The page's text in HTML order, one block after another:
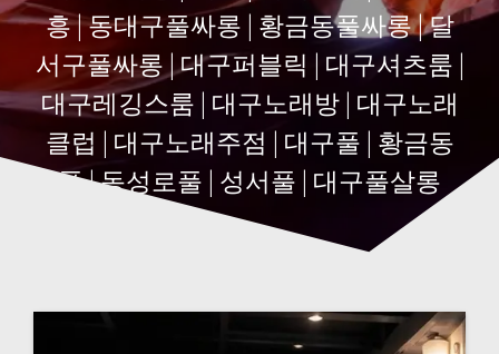
흥 | 동대구풀싸롱 | 황금동풀싸롱 | 달
서구풀싸롱 | 대구퍼블릭 | 대구셔츠룸 |
대구레깅스룸 | 대구노래방 | 대구노래
클럽 | 대구노래주점 | 대구풀 | 황금동
풀 | 동성로풀 | 성서풀 | 대구풀살롱